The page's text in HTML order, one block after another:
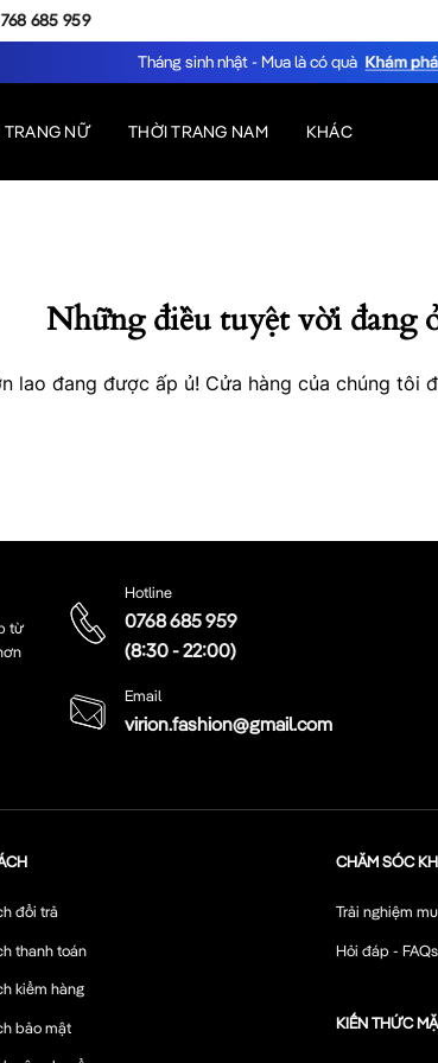
685 959
Tháng sinh nhật - Mua là có quà
TRANG NỮ THỜI TRANG NAM KHÁC
Những điều tuyệt vời đang
lao đang được ấp ủ! Cửa hàng của chúng tôi
từ
Hotline
0768 685 959
(8:30 - 22:00)
Email
virion.fashion@gmail.com
đổi trả
thanh toán
kiểm hàng
bảo mật
CHĂM SÓC
Trải nghiệm
Hỏi đáp - FAQs
KIẾN THỨC